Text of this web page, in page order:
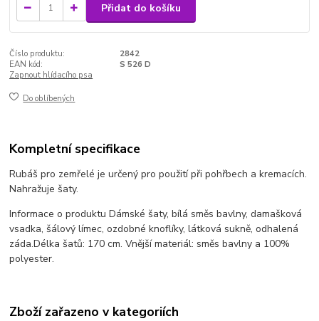
Přidat do košíku
Číslo produktu:
2842
EAN kód:
S 526 D
Zapnout hlídacího psa
Do oblíbených
Kompletní specifikace
Rubáš pro zemřelé je určený pro použití při pohřbech a kremacích.
Nahražuje šaty.
Informace o produktu Dámské šaty, bílá směs bavlny, damašková
vsadka, šálový límec, ozdobné knoflíky, látková sukně, odhalená
záda.Délka šatů: 170 cm. Vnější materiál: směs bavlny a 100%
polyester.
Zboží zařazeno v kategoriích